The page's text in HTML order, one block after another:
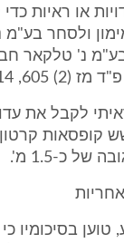
605, 615-614.
לקבל את
של כ-1.5 מ'.
טוען